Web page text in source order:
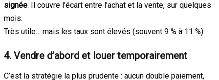
signée. Il couvre l’écart entre l’achat et la vente, sur quelques
mois.
Très utile… mais les taux sont élevés (souvent 9 % à 11 %).
4. Vendre d’abord et louer temporairement
C’est la stratégie la plus prudente : aucun double paiement,